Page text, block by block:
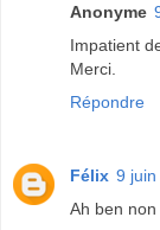
Anonyme
Impatient
Merci.
Répondre
Félix 9
Ah ben non